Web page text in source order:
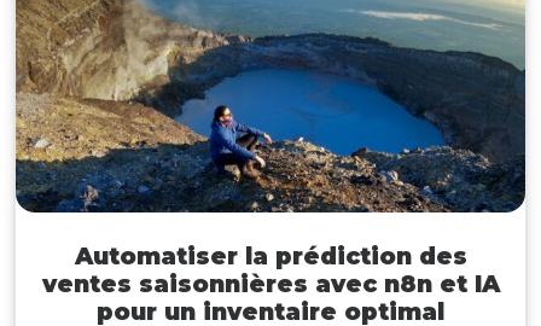
Automatiser la prédiction des
ventes saisonnières avec n8n et IA
pour un inventaire optimal